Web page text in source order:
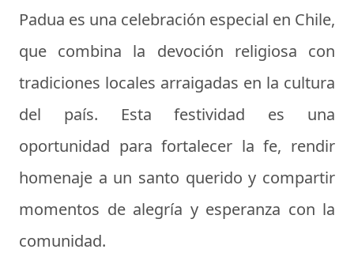
Padua es una celebración especial en Chile,
que combina la devoción religiosa con
tradiciones locales arraigadas en la cultura
del país. Esta festividad es una
oportunidad para fortalecer la fe, rendir
homenaje a un santo querido y compartir
momentos de alegría y esperanza con la
comunidad.